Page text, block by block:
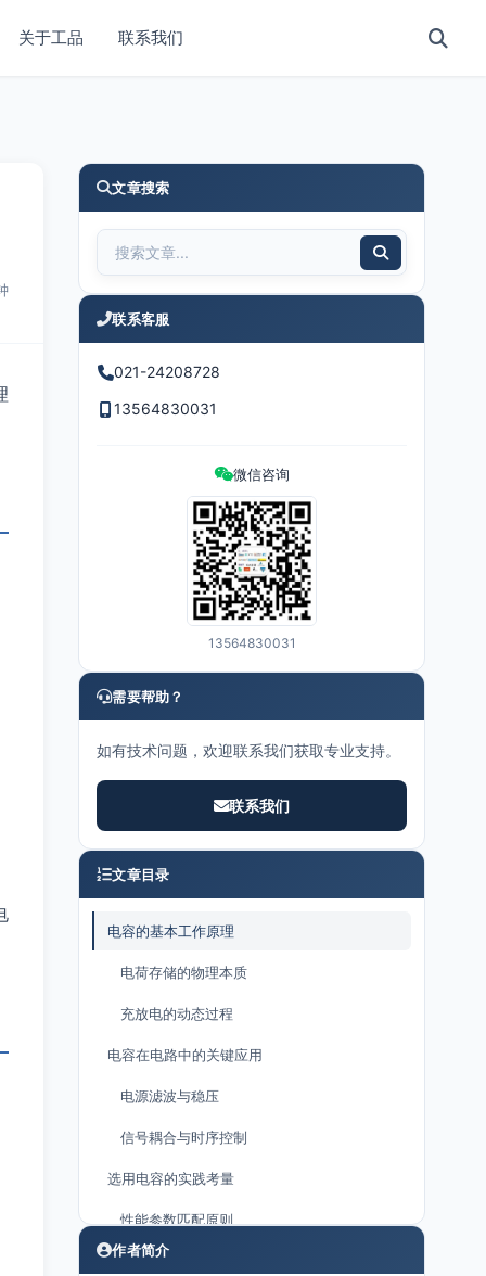
关于工品 联系我们
文章搜索
联系客服
021-24208728
13564830031
微信咨询
13564830031
需要帮助？
如有技术问题，欢迎联系我们获取专业支持。
联系我们
文章目录
电容的基本工作原理
电荷存储的物理本质
充放电的动态过程
电容在电路中的关键应用
电源滤波与稳压
信号耦合与时序控制
选用电容的实践考量
性能参数匹配原则
典型应用场景对照
作者简介